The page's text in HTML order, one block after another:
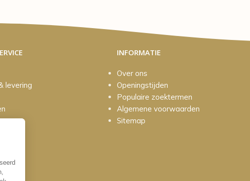
levering
INFORMATIE
Over ons
Openingstijden
Populaire zoektermen
Algemene voorwaarden
Sitemap